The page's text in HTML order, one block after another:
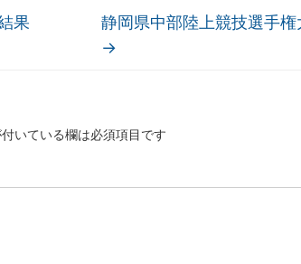
果
静岡県中部陸上競技選手
→
いている欄は必須項目です